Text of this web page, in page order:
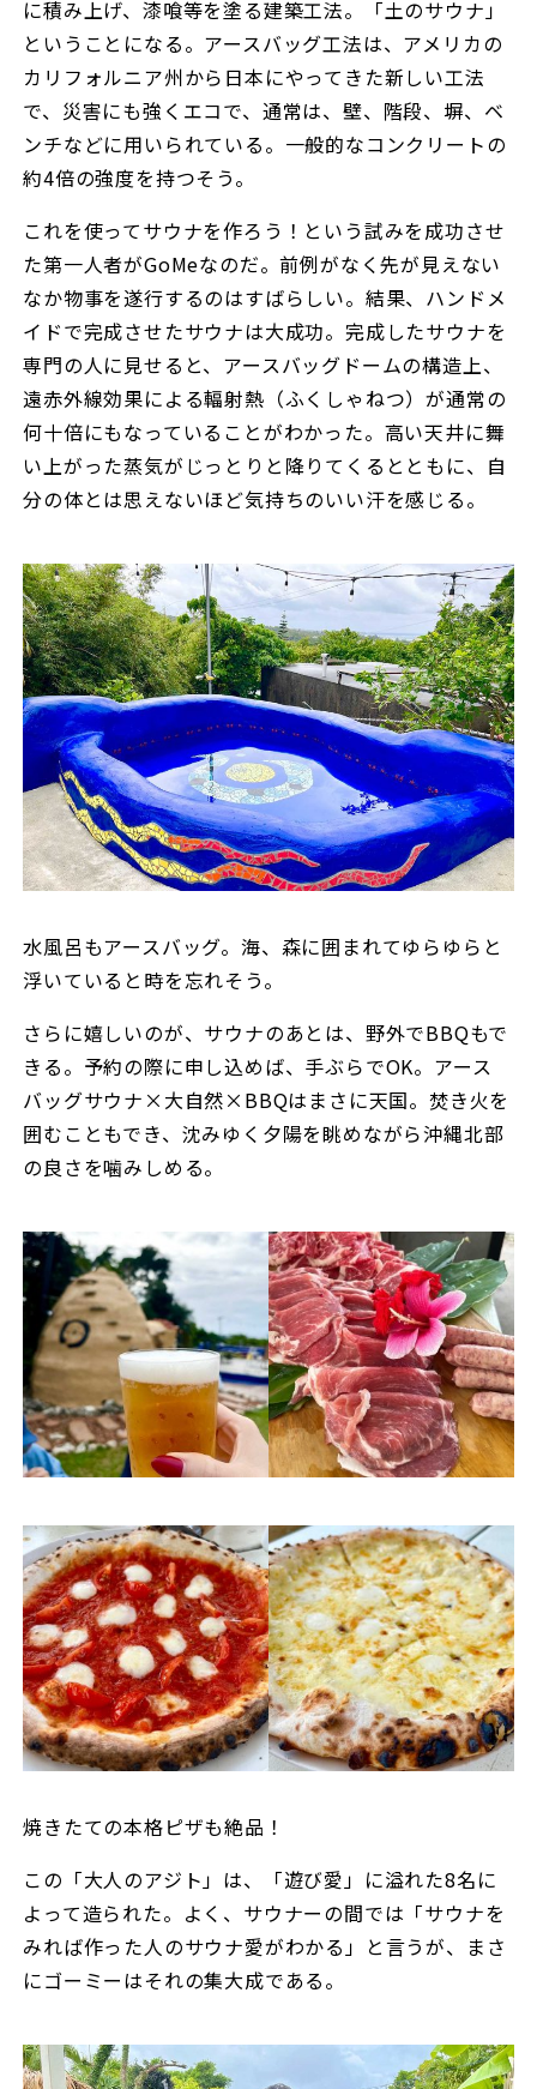
に積み上げ、漆喰等を塗る建築工法。「土のサウナ」
ということになる。アースバッグ工法は、アメリカの
カリフォルニア州から日本にやってきた新しい工法
で、災害にも強くエコで、通常は、壁、階段、塀、ベ
ンチなどに用いられている。一般的なコンクリートの
約4倍の強度を持つそう。
これを使ってサウナを作ろう！という試みを成功させ
た第一人者がGoMeなのだ。前例がなく先が見えない
なか物事を遂行するのはすばらしい。結果、ハンドメ
イドで完成させたサウナは大成功。完成したサウナを
専門の人に見せると、アースバッグドームの構造上、
遠赤外線効果による輻射熱（ふくしゃねつ）が通常の
何十倍にもなっていることがわかった。高い天井に舞
い上がった蒸気がじっとりと降りてくるとともに、自
分の体とは思えないほど気持ちのいい汗を感じる。
水風呂もアースバッグ。海、森に囲まれてゆらゆらと
浮いていると時を忘れそう。
さらに嬉しいのが、サウナのあとは、野外でBBQもで
きる。予約の際に申し込めば、手ぶらでOK。アース
バッグサウナ×大自然×BBQはまさに天国。焚き火を
囲むこともでき、沈みゆく夕陽を眺めながら沖縄北部
の良さを噛みしめる。
焼きたての本格ピザも絶品！
この「大人のアジト」は、「遊び愛」に溢れた8名に
よって造られた。よく、サウナーの間では「サウナを
みれば作った人のサウナ愛がわかる」と言うが、まさ
にゴーミーはそれの集大成である。